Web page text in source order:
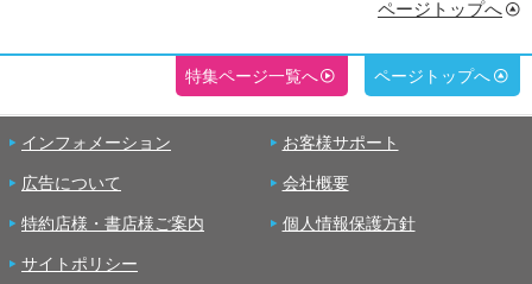
ページトップへ
特集ページ一覧へ ページトップへ
インフォメーション お客様サポート
広告について 会社概要
特約店様・書店様ご案内 個人情報保護方針
サイトポリシー